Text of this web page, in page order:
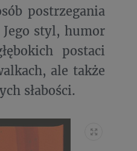
postrzegania
styl, humor
postaci
ale także
słabości.